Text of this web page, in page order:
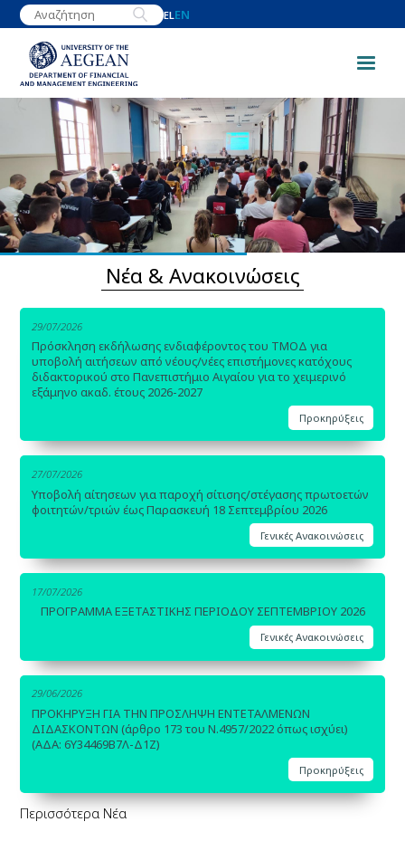
Skip
to
content
ELEN
Νέα & Ανακοινώσεις
29/07/2026
Πρόσκληση εκδήλωσης ενδιαφέροντος του ΤΜΟΔ για
υποβολή αιτήσεων από νέους/νέες επιστήμονες κατόχους
διδακτορικού στο Πανεπιστήμιο Αιγαίου για το χειμερινό
εξάμηνο ακαδ. έτους 2026-2027
Προκηρύξεις
27/07/2026
Υποβολή αίτησεων για παροχή σίτισης/στέγασης πρωτοετών
φοιτητών/τριών έως Παρασκευή 18 Σεπτεμβρίου 2026
Γενικές Ανακοινώσεις
17/07/2026
ΠΡΟΓΡΑΜΜΑ ΕΞΕΤΑΣΤΙΚΗΣ ΠΕΡΙΟΔΟΥ ΣΕΠΤΕΜΒΡΙΟΥ 2026
Γενικές Ανακοινώσεις
29/06/2026
ΠΡΟΚΗΡΥΞΗ ΓΙΑ ΤΗΝ ΠΡΟΣΛΗΨΗ ΕΝΤΕΤΑΛΜΕΝΩΝ
ΔΙΔΑΣΚΟΝΤΩΝ (άρθρο 173 του Ν.4957/2022 όπως ισχύει)
(ΑΔΑ: 6Υ34469Β7Λ-Δ1Ζ)
Προκηρύξεις
Περισσότερα Νέα